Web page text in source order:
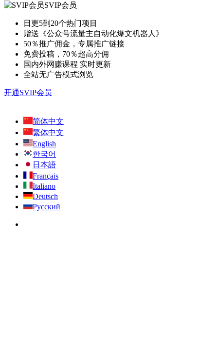
SVIP会员
日更5到20个热门项目
赠送《公众号流量主自动化爆文机器人》
50％推广佣金，专属推广链接
免费投稿，70％超高分佣
国内外网赚课程 实时更新
全站无广告模式浏览
开通SVIP会员
简体中文
繁体中文
English
한국어
日本語
Français
Italiano
Deutsch
Русский